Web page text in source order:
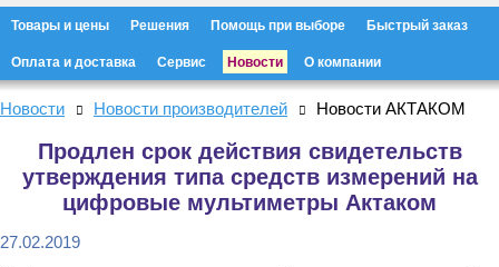
Товары и цены Решения Помощь при выборе Быстрый заказ
Оплата и доставка Сервис Новости О компании
Новости Новости производителей Новости АКТАКОМ
Продлен срок действия свидетельств
утверждения типа средств измерений на
цифровые мультиметры Актаком
27.02.2019